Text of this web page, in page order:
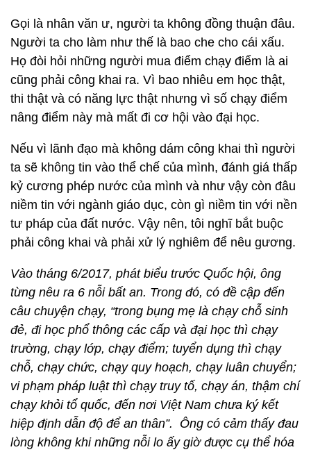
Gọi là nhân văn ư, người ta không đồng thuận đâu.
Người ta cho làm như thế là bao che cho cái xấu.
Họ đòi hỏi những người mua điểm chạy điểm là ai
cũng phải công khai ra. Vì bao nhiêu em học thật,
thi thật và có năng lực thật nhưng vì số chạy điểm
nâng điểm này mà mất đi cơ hội vào đại học.
Nếu vì lãnh đạo mà không dám công khai thì người
ta sẽ không tin vào thể chế của mình, đánh giá thấp
kỷ cương phép nước của mình và như vậy còn đâu
niềm tin với ngành giáo dục, còn gì niềm tin với nền
tư pháp của đất nước. Vậy nên, tôi nghĩ bắt buộc
phải công khai và phải xử lý nghiêm để nêu gương.
Vào tháng 6/2017, phát biểu trước Quốc hội, ông
từng nêu ra 6 nỗi bất an. Trong đó, có đề cập đến
câu chuyện chạy, “trong bụng mẹ là chạy chỗ sinh
đẻ, đi học phổ thông các cấp và đại học thì chạy
trường, chạy lớp, chạy điểm; tuyển dụng thì chạy
chỗ, chạy chức, chạy quy hoạch, chạy luân chuyển;
vi phạm pháp luật thì chạy truy tố, chạy án, thậm chí
chạy khỏi tổ quốc, đến nơi Việt Nam chưa ký kết
hiệp định dẫn độ để an thân”. Ông có cảm thấy đau
lòng không khi những nỗi lo ấy giờ được cụ thể hóa